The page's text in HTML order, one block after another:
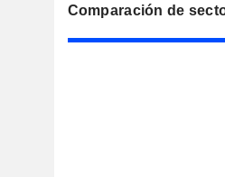
Comparación de